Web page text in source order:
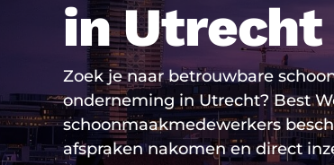
in Utrecht
Zoek je naar betrouwbare
onderneming in Utrecht? Best
schoonmaakmedewerkers
afspraken nakomen en direct